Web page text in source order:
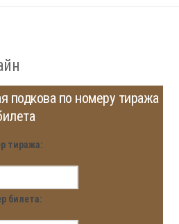
подкова по номеру тиража
тиража:
билета: